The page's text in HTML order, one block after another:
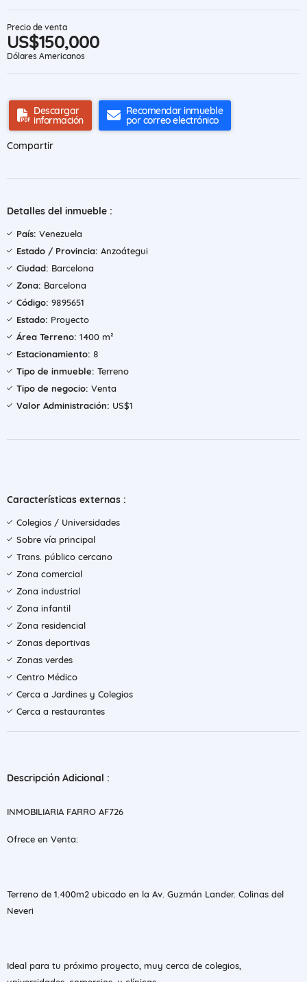
Precio de venta
US$150,000
Dólares Americanos
Descargar
información
Recomendar inmueble
por correo electrónico
Compartir
Detalles del inmueble :
País: Venezuela
Estado / Provincia: Anzoátegui
Ciudad: Barcelona
Zona: Barcelona
Código: 9895651
Estado: Proyecto
Área Terreno: 1400 m²
Estacionamiento: 8
Tipo de inmueble: Terreno
Tipo de negocio: Venta
Valor Administración: US$1
Características externas :
Colegios / Universidades
Sobre vía principal
Trans. público cercano
Zona comercial
Zona industrial
Zona infantil
Zona residencial
Zonas deportivas
Zonas verdes
Centro Médico
Cerca a Jardines y Colegios
Cerca a restaurantes
Descripción Adicional :
INMOBILIARIA FARRO AF726
‎Ofrece en Venta:
‎Terreno de 1.400m2 ubicado en la Av. Guzmán Lander. Colinas del
Neveri
‎Ideal para tu próximo proyecto, muy cerca de colegios,